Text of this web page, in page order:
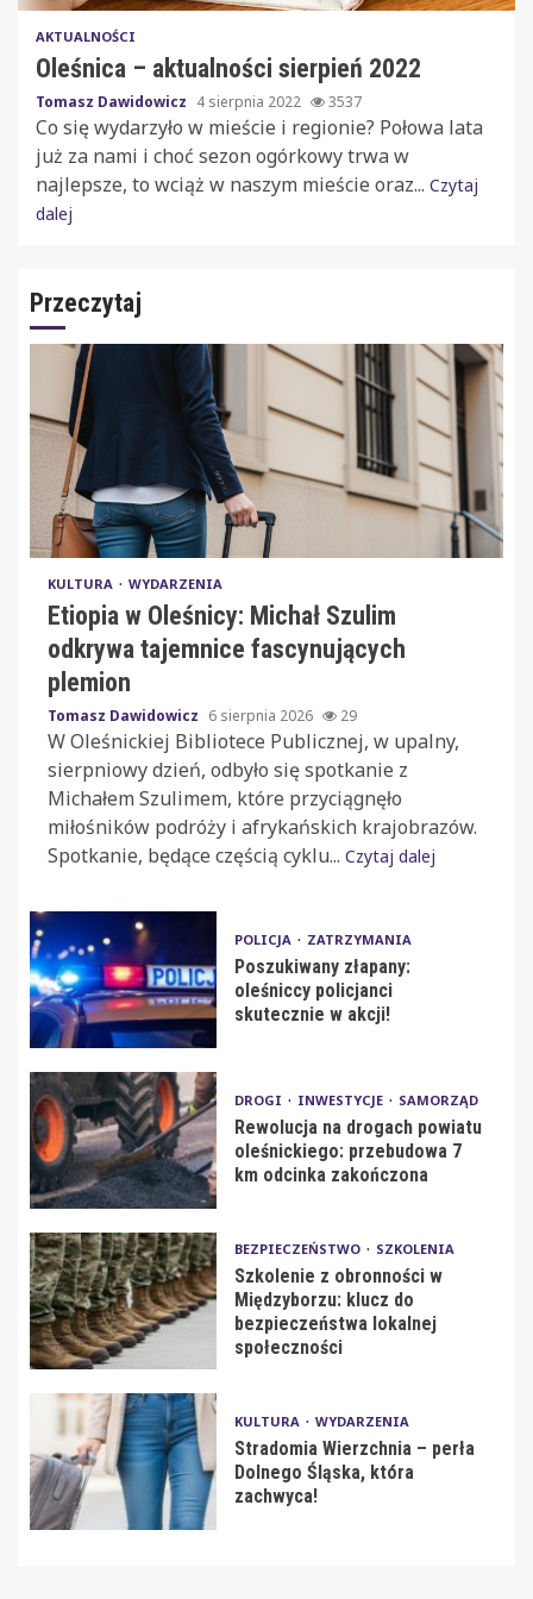
AKTUALNOŚCI
Oleśnica – aktualności sierpień 2022
Tomasz Dawidowicz 4 sierpnia 2022 3537
Co się wydarzyło w mieście i regionie? Połowa lata
już za nami i choć sezon ogórkowy trwa w
najlepsze, to wciąż w naszym mieście oraz... Czytaj
dalej
Przeczytaj
KULTURA WYDARZENIA
Etiopia w Oleśnicy: Michał Szulim
odkrywa tajemnice fascynujących
plemion
Tomasz Dawidowicz 6 sierpnia 2026 29
W Oleśnickiej Bibliotece Publicznej, w upalny,
sierpniowy dzień, odbyło się spotkanie z
Michałem Szulimem, które przyciągnęło
miłośników podróży i afrykańskich krajobrazów.
Spotkanie, będące częścią cyklu... Czytaj dalej
POLICJA ZATRZYMANIA
Poszukiwany złapany:
oleśniccy policjanci
skutecznie w akcji!
DROGI INWESTYCJE SAMORZĄD
Rewolucja na drogach powiatu
oleśnickiego: przebudowa 7
km odcinka zakończona
BEZPIECZEŃSTWO SZKOLENIA
Szkolenie z obronności w
Międzyborzu: klucz do
bezpieczeństwa lokalnej
społeczności
KULTURA WYDARZENIA
Stradomia Wierzchnia – perła
Dolnego Śląska, która
zachwyca!